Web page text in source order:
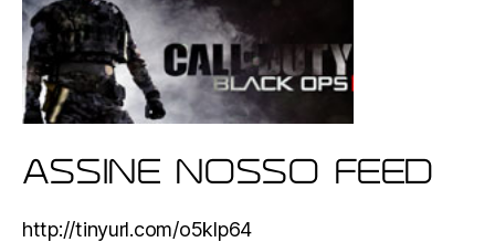
ASSINE NOSSO FEED
http://tinyurl.com/o5klp64